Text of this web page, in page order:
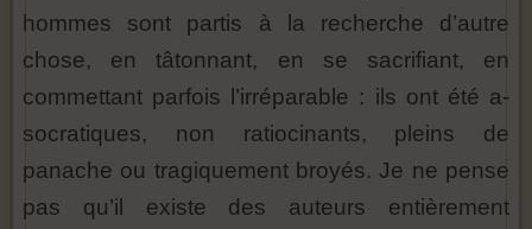
hommes sont partis à la recherche d’autre
chose, en tâtonnant, en se sacrifiant, en
commettant parfois l’irréparable : ils ont été a-
socratiques, non ratiocinants, pleins de
panache ou tragiquement broyés. Je ne pense
pas qu’il existe des auteurs entièrement